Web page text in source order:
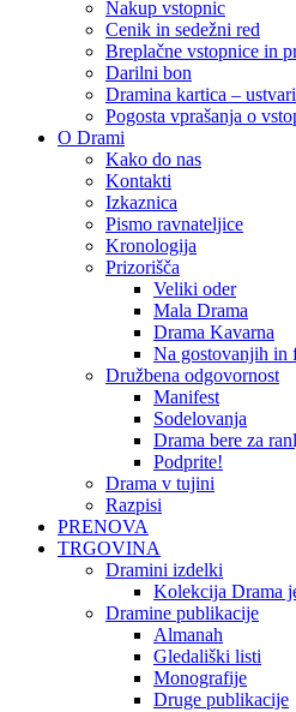
Nakup vstopnic
Cenik in sedežni red
Breplačne vstopnice in
Darilni bon
Dramina kartica –
Pogosta vprašanja o
O Drami
Kako do nas
Kontakti
Izkaznica
Pismo ravnateljice
Kronologija
Prizorišča
Veliki oder
Mala Drama
Drama Kavarna
Na gostovanjih in
Družbena odgovornost
Manifest
Sodelovanja
Drama bere za
Podprite!
Drama v tujini
Razpisi
PRENOVA
TRGOVINA
Dramini izdelki
Kolekcija Drama
Dramine publikacije
Almanah
Gledališki listi
Monografije
Druge publikacije